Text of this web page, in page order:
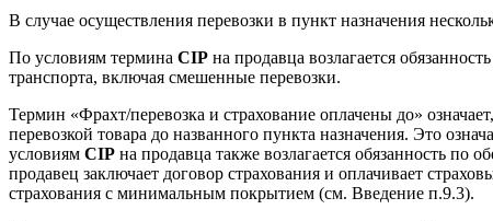
В случае осуществления перевозки в пункт назначения
По условиям термина СIР на продавца возлагается
транспорта, включая смешенные перевозки.
Термин «Фрахт/перевозка и страхование оплачены до»
перевозкой товара до названного пункта назначения. Это
условиям CIP на продавца также возлагается обязанность по
продавец заключает договор страхования и оплачивает
страхования с минимальным покрытием (см. Введение п.9.3).